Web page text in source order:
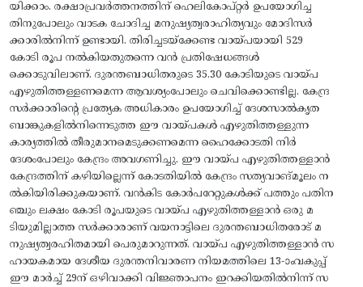
യിക്കാം. രക്ഷാപ്രവർത്തനത്തിന് ഹെലികോപ്റ്റർ ഉപയോഗിച്ച
തിനുപോലും വാടക ചോദിച്ച മനുഷ്യത്വരാഹിത്യവും മോദിസർ
ക്കാരിൽനിന്ന്‌ ഉണ്ടായി. തിരിച്ചടയ്‌ക്കേണ്ട വായ്പയായി 529
കോടി രൂപ നൽകിയതുതന്നെ വൻ പ്രതിഷേധങ്ങൾ
ക്കൊടുവിലാണ്. ദുരന്തബാധിതരുടെ 35.30 കോടിയുടെ വായ്പ
എഴുതിത്തള്ളണമെന്ന ആവശ്യംപോലും ചെവിക്കൊണ്ടില്ല. കേന്ദ്ര
സർക്കാരിന്റെ പ്രത്യേക അധികാരം ഉപയോഗിച്ച് ദേശസാൽകൃത
ബാങ്കുകളിൽനിന്നെടുത്ത ഈ വായ്പകൾ എഴുതിത്തള്ളുന്ന
കാര്യത്തിൽ തീരുമാനമെടുക്കണമെന്ന ഹൈക്കോടതി നിർ
ദേശംപോലും കേന്ദ്രം അവഗണിച്ചു. ഈ വായ്പ എഴുതിത്തള്ളാൻ
കേന്ദ്രത്തിന് കഴിയില്ലെന്ന് കോടതിയിൽ കേന്ദ്രം സത്യവാങ്മൂലം ന
ൽകിയിരിക്കുകയാണ്. വൻകിട കോർപറേറ്റുകൾക്ക്‌ പത്തും പതിന
ഞ്ചും ലക്ഷം കോടി രൂപയുടെ വായ്പ എഴുതിത്തള്ളാൻ ഒരു മ
ടിയുമില്ലാത്ത സർക്കാരാണ്‌ വയനാട്ടിലെ ദുരന്തബാധിതരോട് മ
നുഷ്യത്വരഹിതമായി പെരുമാറുന്നത്. വായ്‌പ എഴുതിത്തള്ളാൻ സ
ഹായകമായ ദേശീയ ദുരന്തനിവാരണ നിയമത്തിലെ 13-ാംവകുപ്പ്
ഈ മാർച്ച് 29ന് ഒഴിവാക്കി വിജ്ഞാപനം ഇറക്കിയതിൽനിന്ന്‌ സ